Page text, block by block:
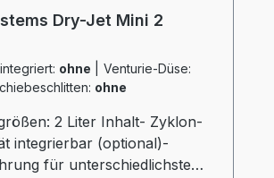
Dry-Jet Mini 2
ohne
Venturie-Düse:
ohne
2 Liter Inhalt- Zyklon-
integrierbar (optional)-
für unterschiedlichste